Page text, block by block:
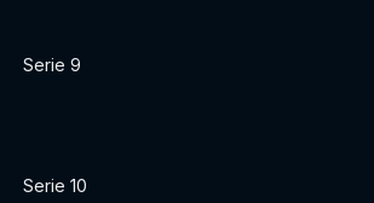
Serie 9
Serie 10